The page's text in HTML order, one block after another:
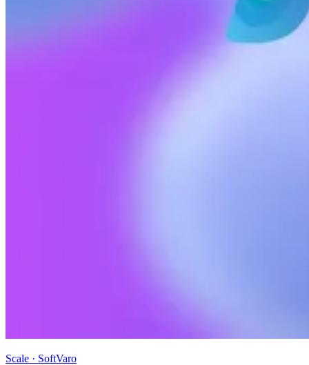
Scale · SoftVaro